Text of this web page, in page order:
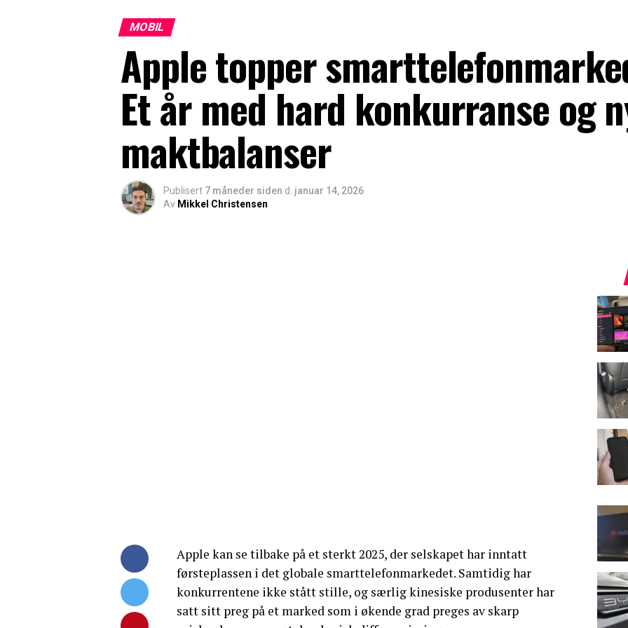
MOBIL
Apple topper
Et år med hard konkurranse og
maktbalanser
Publisert 7 måneder siden d. januar 14, 2026
Av Mikkel Christensen
Apple kan se tilbake på et sterkt 2025, der selskapet har inntatt
førsteplassen i det globale smarttelefonmarkedet. Samtidig har
konkurrentene ikke stått stille, og særlig kinesiske produsenter har
satt sitt preg på et marked som i økende grad preges av skarp